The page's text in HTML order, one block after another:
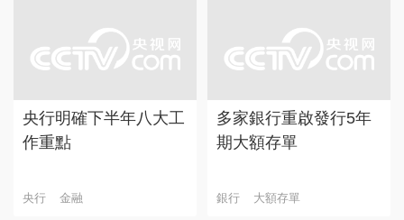
央行明確下半年八大工
作重點
央行 金融
多家銀行重啟發行5年
期大額存單
銀行 大額存單